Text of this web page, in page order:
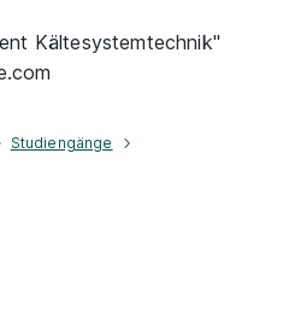
Kältesystemtechnik"
Studiengänge